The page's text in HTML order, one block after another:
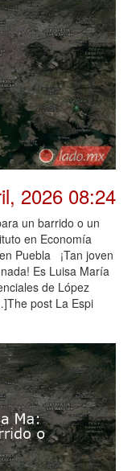
2026 08:24
un barrido o un
en Economía
Puebla ¡Tan joven
Es Luisa María
de López
post La Espi